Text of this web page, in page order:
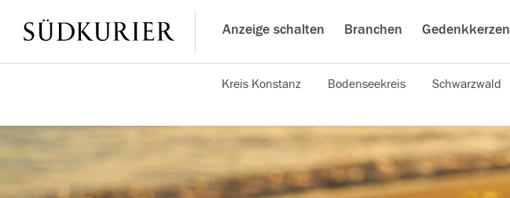
Anzeige schalten Branchen Gedenkkerzen
Kreis Konstanz Bodenseekreis Schwarzwald